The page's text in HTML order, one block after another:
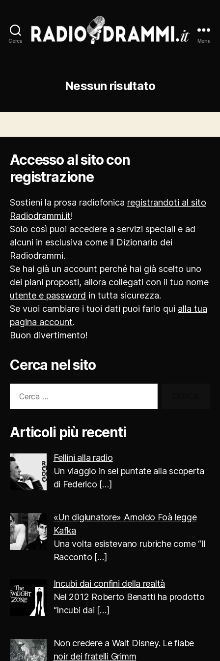
Cerca Menu
Nessun risultato
Accesso al sito con
registrazione
Sostieni la prosa radiofonica registrandoti al sito
Radiodrammi.it!
Solo così puoi accedere a servizi speciali e ad
alcuni in esclusiva come il Dizionario dei
Radiodrammi.
Se hai già un account perché hai già scelto uno
dei piani proposti, allora collegati con il tuo nome
utente e password in tutta sicurezza.
Se vuoi cambiare i tuoi dati puoi farlo qui alla tua
pagina account.
Buon divertimento!
Cerca nel sito
Articoli più recenti
Fellini alla radio
Un viaggio in sei puntate alla scoperta
di Federico […]
«Un digiunatore» Arnoldo Foà legge
Kafka
Una volta esistevano rubriche come “Il
Racconto […]
Incubi dai confini della realtà
Nel 2012 Roberto Benatti ha prodotto
“Incubi dai […]
Non credere a Walt Disney. Le fiabe
noir dei fratelli Grimm